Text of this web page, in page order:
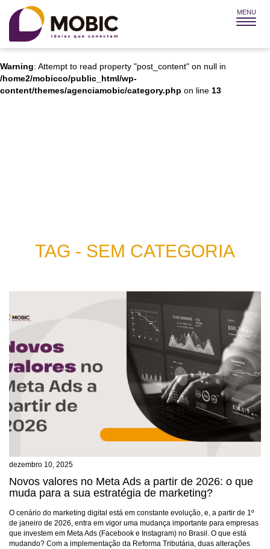
MENU
Warning
: Attempt to read property "post_title" on null in
/home2/mobicco/public_html/wp-
content/themes/agenciamobic/category.php
Warning: Attempt to read property "post_content" on null in
/home2/mobicco/public_html/wp-
content/themes/agenciamobic/category.php on line 13
TAG - SEM CATEGORIA
dezembro 10, 2025
Novos valores no Meta Ads a partir de 2026: o que
muda para a sua estratégia de marketing?
O cenário do marketing digital está em constante evolução, e, a partir de 1º
de janeiro de 2026, entra em vigor uma mudança importante para empresas
que investem em Meta Ads (Facebook e Instagram) no Brasil. O que está
mudando? Com a implementação da Reforma Tributária, duas alterações